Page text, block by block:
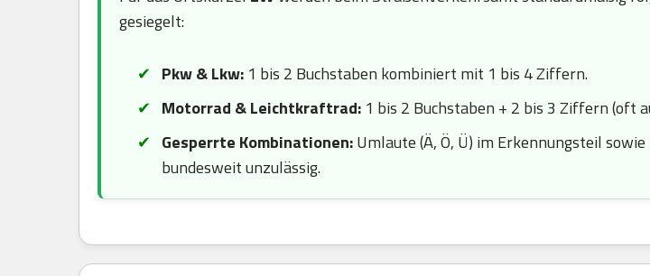
gesiegelt:
Pkw & Lkw: 1 bis 2 Buchstaben kombiniert mit 1 bis 4 Ziffern.
Motorrad & Leichtkraftrad: 1 bis 2 Buchstaben + 2 bis 3 Ziffern (oft
Gesperrte Kombinationen:Umlaute (Ä, Ö, Ü) im Erkennungsteil
bundesweit unzulässig.